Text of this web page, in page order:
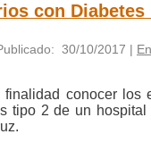
con
30/10/2017 |
finalidad conocer los
tipo 2 de un